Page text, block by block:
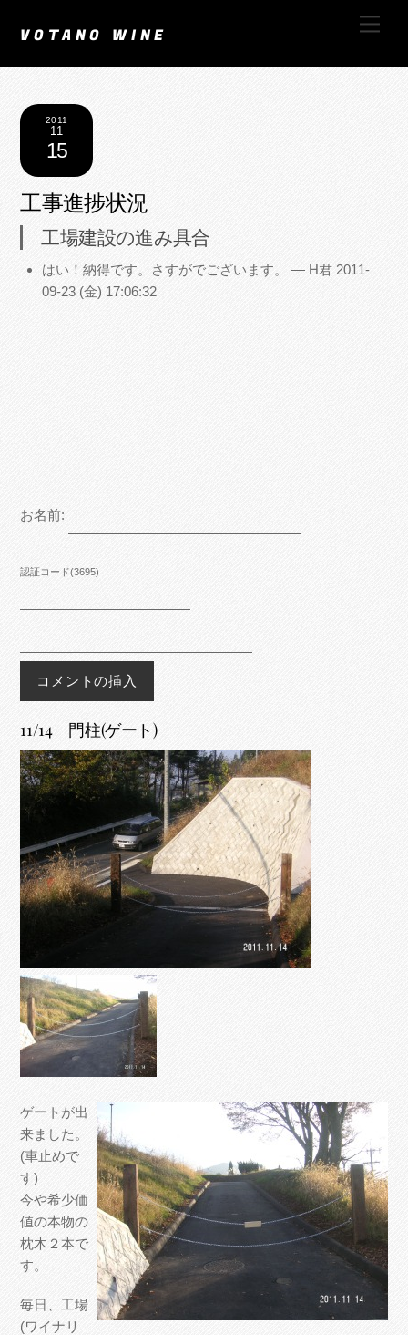
VOTANO WINE
2011
11
15
工事進捗状況
工場建設の進み具合
はい！納得です。さすがでございます。 — H君2011-
09-23 (金) 17:06:32
お名前:
認証コード(3695)
11/14 門柱(ゲート)
ゲートが出
来ました。
(車止めで
す)
今や希少価
値の本物の
枕木２本で
す。
毎日、工場
(ワイナリ